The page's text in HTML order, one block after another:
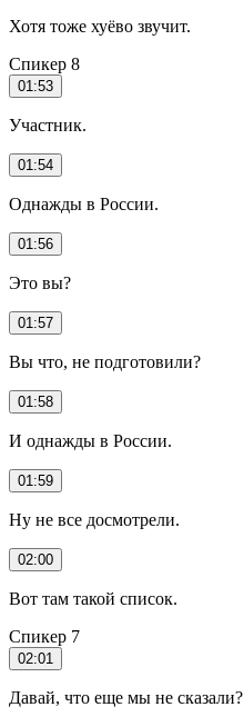
Хотя тоже хуёво звучит.
Спикер 8
01:53
Участник.
01:54
Однажды в России.
01:56
Это вы?
01:57
Вы что, не подготовили?
01:58
И однажды в России.
01:59
Ну не все досмотрели.
02:00
Вот там такой список.
Спикер 7
02:01
Давай, что еще мы не сказали?